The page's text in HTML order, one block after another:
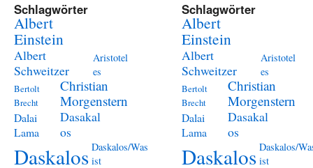
Schlagwörter
Albert
Einstein
Albert
Schweitzer
Aristotel
es
Bertolt
Brecht
Christian
Morgenstern
Dalai
Lama
Dasakal
os
Daskalos Daskalos/Was
ist
Schlagwörter
Albert
Einstein
Albert
Schweitzer
Aristotel
es
Bertolt
Brecht
Christian
Morgenstern
Dalai
Lama
Dasakal
os
Daskalos Daskalos/
ist